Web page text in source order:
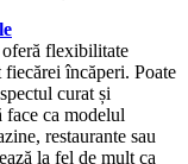
oferă flexibilitate
încăperi. Poate
curat și
face ca modelul
restaurante sau
la fel de mult ca